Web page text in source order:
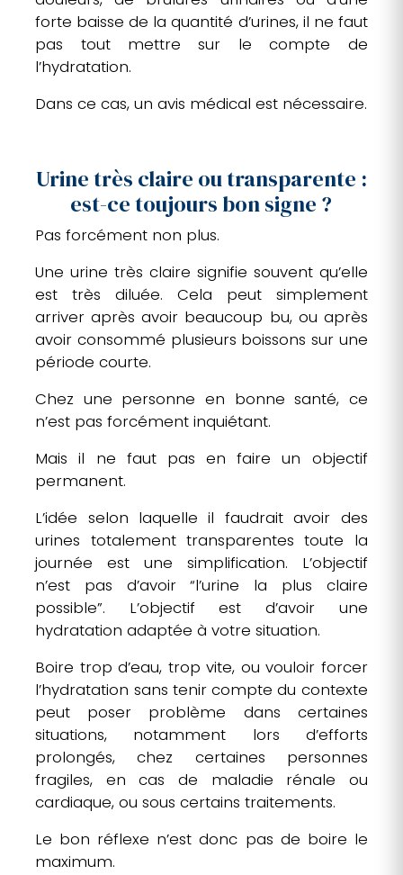
forte baisse de la quantité d’urines, il ne faut
pas tout mettre sur le compte de
l’hydratation.
Dans ce cas, un avis médical est nécessaire.
Urine très claire ou transparente :
est-ce toujours bon signe ?
Pas forcément non plus.
Une urine très claire signifie souvent qu’elle
est très diluée. Cela peut simplement
arriver après avoir beaucoup bu, ou après
avoir consommé plusieurs boissons sur une
période courte.
Chez une personne en bonne santé, ce
n’est pas forcément inquiétant.
Mais il ne faut pas en faire un objectif
permanent.
L’idée selon laquelle il faudrait avoir des
urines totalement transparentes toute la
journée est une simplification. L’objectif
n’est pas d’avoir “l’urine la plus claire
possible”. L’objectif est d’avoir une
hydratation adaptée à votre situation.
Boire trop d’eau, trop vite, ou vouloir forcer
l’hydratation sans tenir compte du contexte
peut poser problème dans certaines
situations, notamment lors d’efforts
prolongés, chez certaines personnes
fragiles, en cas de maladie rénale ou
cardiaque, ou sous certains traitements.
Le bon réflexe n’est donc pas de boire le
maximum.